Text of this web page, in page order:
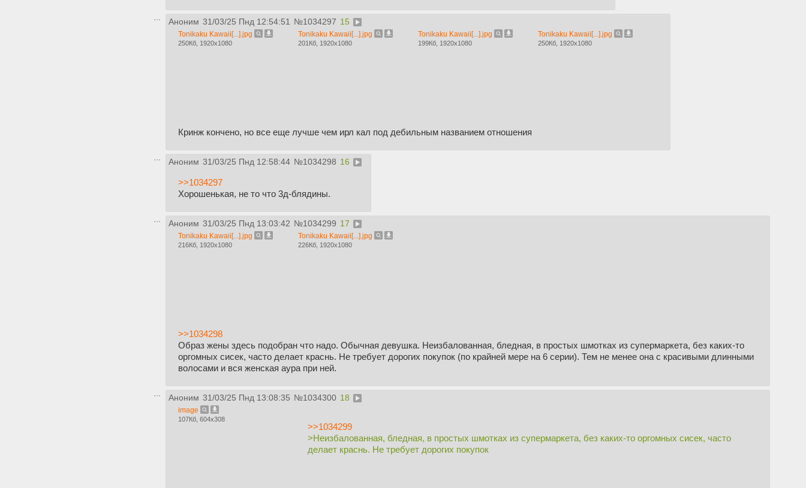
Аноним 31/03/25 Пнд 12:54:51 №1034297 15
Tonikaku Kawaii[...].jpg
250Кб, 1920x1080
Tonikaku Kawaii[...].jpg
201Кб, 1920x1080
Tonikaku Kawaii[...].jpg
199Кб, 1920x1080
Tonikaku Kawaii[...].jpg
250Кб, 1920x1080
Кринж кончено, но все еще лучше чем ирл кал под дебильным названием отношения
Аноним 31/03/25 Пнд 12:58:44 №1034298 16
>>1034297
Хорошенькая, не то что 3д-блядины.
Аноним 31/03/25 Пнд 13:03:42 №1034299 17
Tonikaku Kawaii[...].jpg
216Кб, 1920x1080
Tonikaku Kawaii[...].jpg
226Кб, 1920x1080
>>1034298
Образ жены здесь подобран что надо. Обычная девушка. Неизбалованная, бледная, в простых шмотках из супермаркета, без каких-то
оргомных сисек, часто делает краснь. Не требует дорогих покупок (по крайней мере на 6 серии). Тем не менее она с красивыми длинными
волосами и вся женская аура при ней.
Аноним 31/03/25 Пнд 13:08:35 №1034300 18
image
107Кб, 604x308
>>1034299
>Неизбалованная, бледная, в простых шмотках из супермаркета, без каких-то оргомных сисек, часто
делает краснь. Не требует дорогих покупок